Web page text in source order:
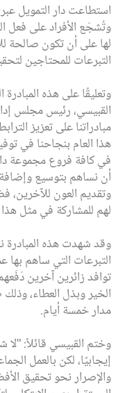
استطاعت دار التمويل
وتُشجّع الأفراد على فعل
لها على أن تكون صالحة
التبرعات للمحتاجين
وتعليقًا على هذه
القبيسي، رئيس مجلس
مبادراتنا على تعزيز
في كافة فروع مجموعة
أن نساهم بتوسيع وإضافة
وتقديم العون للآخرين،
لهم للمشاركة في مثل هذا
وقد شهدت هذه المبادرة
التبرعات التي ساهم
توافد زائرين آخرين
الخير وبذل العطاء،
مدار خمسة أيام.
وختم القبيسي قائلاً: "لا
إيجابيًا، لكن بالعمل
والإصرار نحو تحقيق